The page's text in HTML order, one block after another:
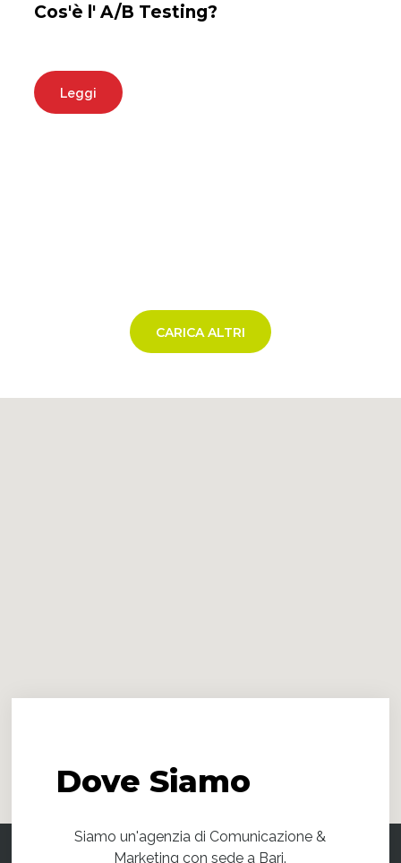
Cos'è l' A/B Testing?
Leggi
CARICA ALTRI
DoveSiamo
Siamo un'agenzia di Comunicazione &
Marketing con sede a Bari.